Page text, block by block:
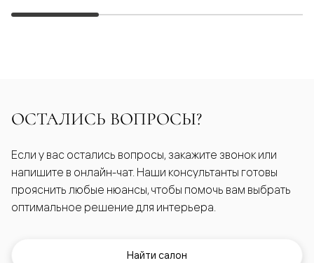
ОСТАЛИСЬ ВОПРОСЫ?
Если у вас остались вопросы, закажите звонок или
напишите в онлайн-чат. Наши консультанты готовы
прояснить любые нюансы, чтобы помочь вам выбрать
оптимальное решение для интерьера.
Найти салон